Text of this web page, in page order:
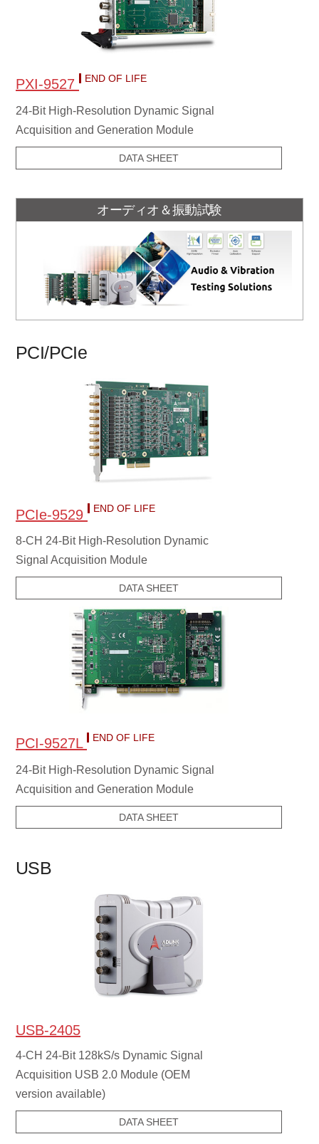
PXI-9527 END OF LIFE
24-Bit High-Resolution Dynamic Signal
Acquisition and Generation Module
DATA SHEET
オーディオ＆振動試験
PCI/PCIe
PCIe-9529 END OF LIFE
8-CH 24-Bit High-Resolution Dynamic
Signal Acquisition Module
DATA SHEET
PCI-9527L END OF LIFE
24-Bit High-Resolution Dynamic Signal
Acquisition and Generation Module
DATA SHEET
USB
USB-2405
4-CH 24-Bit 128kS/s Dynamic Signal
Acquisition USB 2.0 Module (OEM
version available)
DATA SHEET